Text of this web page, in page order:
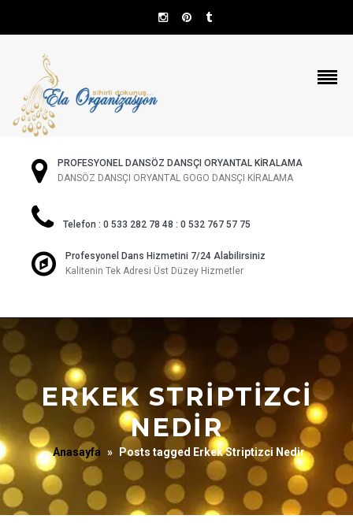
PROFESYONEL DANSÖZ DANSÇI ORYANTAL KİRALAMA
DANSÖZ DANSÇI ORYANTAL GOGO DANSÇI KİRALAMA
Telefon : 0 533 282 78 48 : 0 532 767 57 75
Profesyonel Dans Hizmetini 7/24 Alabilirsiniz
Kalitenin Tek Adresi Üst Düzey Hizmetler
ERKEK STRIPTIZCI
NEDIR
Anasayfa » Posts tagged Erkek Striptizci Nedir